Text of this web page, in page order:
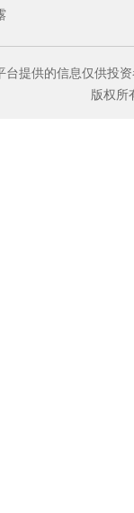
提供的信息仅供投
版权所